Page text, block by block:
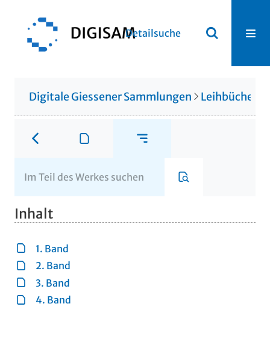
Detailsuche
Digitale Giessener Sammlungen
Inhalt
1. Band
2. Band
3. Band
4. Band